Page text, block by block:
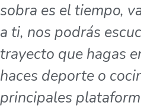
sobra es el tiempo,
a ti, nos podrás
trayecto que hagas
haces deporte o
principales